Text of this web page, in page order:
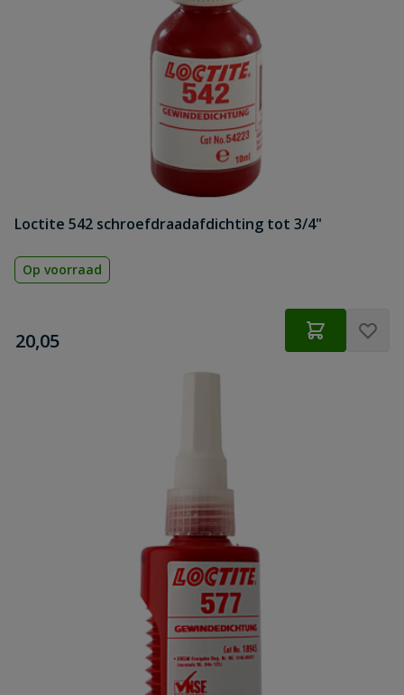
Loctite 542 schroefdraadafdichting tot 3/4"
Op voorraad
€
20,05